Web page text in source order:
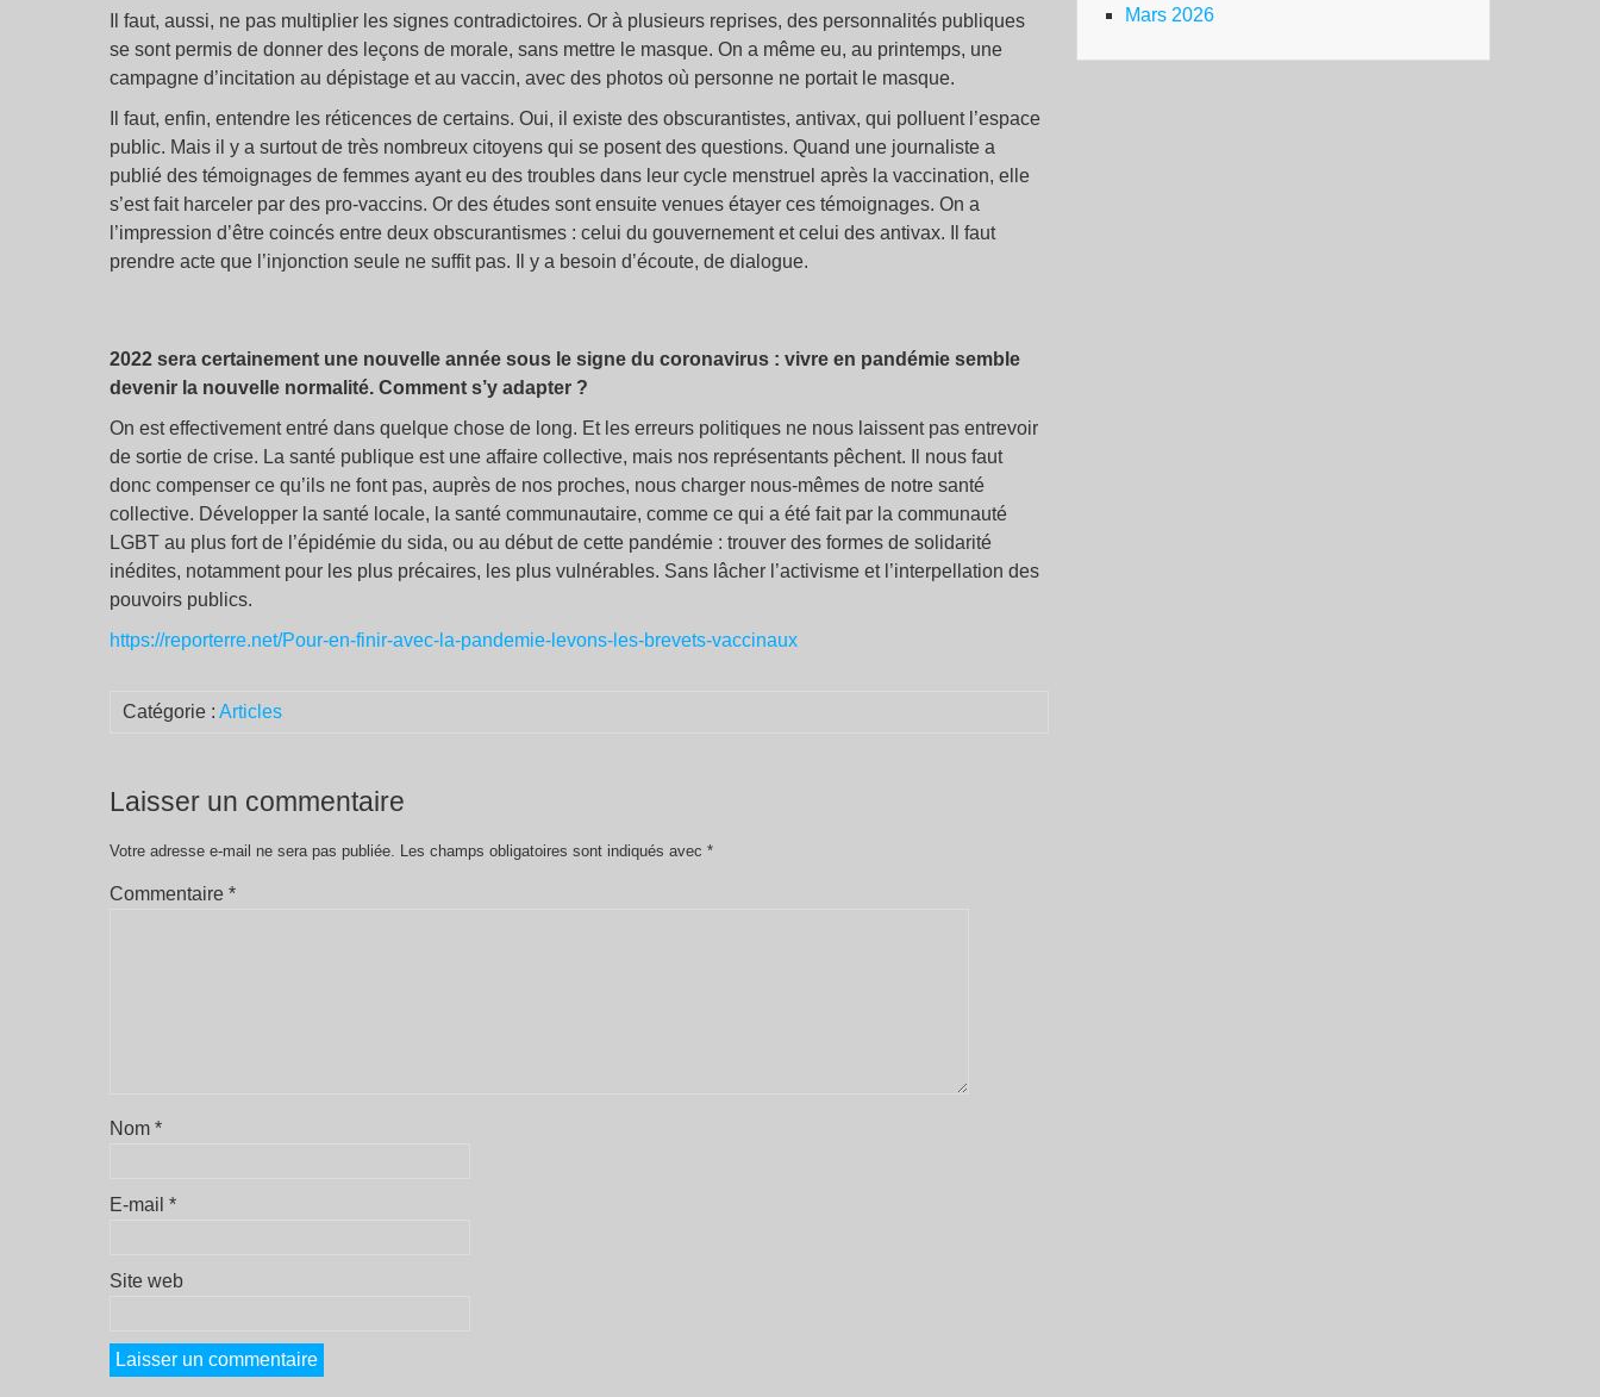
Il faut, aussi, ne pas multiplier les signes contradictoires. Or à plusieurs reprises, des personnalités publiques
se sont permis de donner des leçons de morale, sans mettre le masque. On a même eu, au printemps, une
campagne d’incitation au dépistage et au vaccin, avec des photos où personne ne portait le masque.
Il faut, enfin, entendre les réticences de certains. Oui, il existe des obscurantistes, antivax, qui polluent l’espace
public. Mais il y a surtout de très nombreux citoyens qui se posent des questions. Quand une journaliste a
publié des témoignages de femmes ayant eu des troubles dans leur cycle menstruel après la vaccination, elle
s’est fait harceler par des pro-vaccins. Or des études sont ensuite venues étayer ces témoignages. On a
l’impression d’être coincés entre deux obscurantismes : celui du gouvernement et celui des antivax. Il faut
prendre acte que l’injonction seule ne suffit pas. Il y a besoin d’écoute, de dialogue.
2022 sera certainement une nouvelle année sous le signe du coronavirus : vivre en pandémie semble
devenir la nouvelle normalité. Comment s’y adapter ?
On est effectivement entré dans quelque chose de long. Et les erreurs politiques ne nous laissent pas entrevoir
de sortie de crise. La santé publique est une affaire collective, mais nos représentants pêchent. Il nous faut
donc compenser ce qu’ils ne font pas, auprès de nos proches, nous charger nous-mêmes de notre santé
collective. Développer la santé locale, la santé communautaire, comme ce qui a été fait par la communauté
LGBT au plus fort de l’épidémie du sida, ou au début de cette pandémie : trouver des formes de solidarité
inédites, notamment pour les plus précaires, les plus vulnérables. Sans lâcher l’activisme et l’interpellation des
pouvoirs publics.
https://reporterre.net/Pour-en-finir-avec-la-pandemie-levons-les-brevets-vaccinaux
Catégorie : Articles
Laisser un commentaire
Votre adresse e-mail ne sera pas publiée. Les champs obligatoires sont indiqués avec *
Commentaire *
Nom *
E-mail *
Site web
Mars 2026